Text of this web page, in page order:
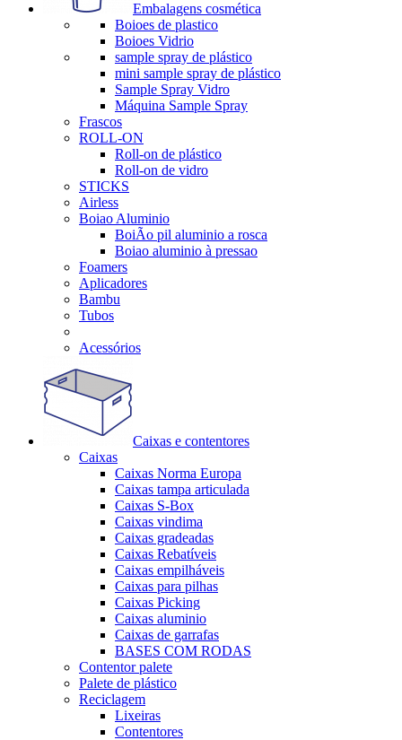
Embalagens cosmética
Boioes de plastico
Boioes Vidrio
sample spray de plástico
mini sample spray de plástico
Sample Spray Vidro
Máquina Sample Spray
Frascos
ROLL-ON
Roll-on de plástico
Roll-on de vidro
STICKS
Airless
Boiao Aluminio
BoiÃo pil aluminio a rosca
Boiao aluminio à pressao
Foamers
Aplicadores
Bambu
Tubos
Acessórios
Caixas e contentores
Caixas
Caixas Norma Europa
Caixas tampa articulada
Caixas S-Box
Caixas vindima
Caixas gradeadas
Caixas Rebatíveis
Caixas empilháveis
Caixas para pilhas
Caixas Picking
Caixas aluminio
Caixas de garrafas
BASES COM RODAS
Contentor palete
Palete de plástico
Reciclagem
Lixeiras
Contentores